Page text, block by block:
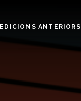
EDICIONS ANTERIORS